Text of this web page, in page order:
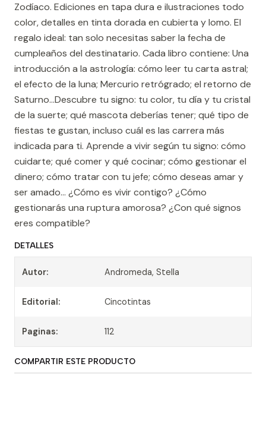
Zodíaco. Ediciones en tapa dura e ilustraciones todo
color, detalles en tinta dorada en cubierta y lomo. El
regalo ideal: tan solo necesitas saber la fecha de
cumpleaños del destinatario. Cada libro contiene: Una
introducción a la astrología: cómo leer tu carta astral;
el efecto de la luna; Mercurio retrógrado; el retorno de
Saturno…Descubre tu signo: tu color, tu día y tu cristal
de la suerte; qué mascota deberías tener; qué tipo de
fiestas te gustan, incluso cuál es las carrera más
indicada para ti. Aprende a vivir según tu signo: cómo
cuidarte; qué comer y qué cocinar; cómo gestionar el
dinero; cómo tratar con tu jefe; cómo deseas amar y
ser amado… ¿Cómo es vivir contigo? ¿Cómo
gestionarás una ruptura amorosa? ¿Con qué signos
eres compatible?
DETALLES
Autor: Andromeda, Stella
Editorial: Cincotintas
Paginas: 112
COMPARTIR ESTE PRODUCTO